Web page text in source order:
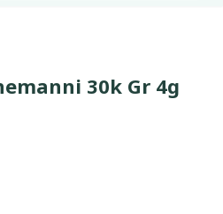
30k Gr 4g